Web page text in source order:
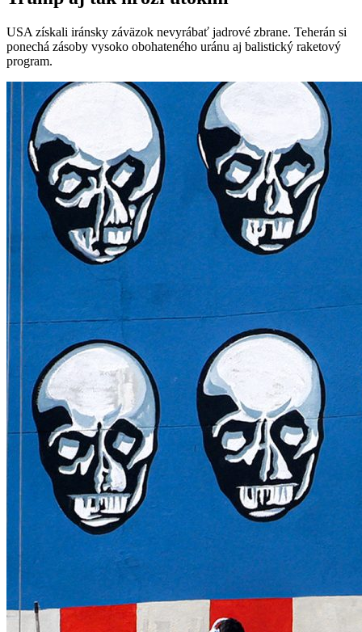
USA získali iránsky záväzok nevyrábať jadrové zbrane. Teherán si
ponechá zásoby vysoko obohateného uránu aj balistický raketový
program.